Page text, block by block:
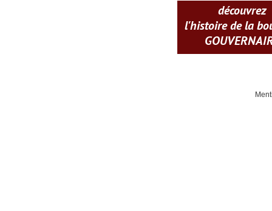
découvrez
l'histoire de la